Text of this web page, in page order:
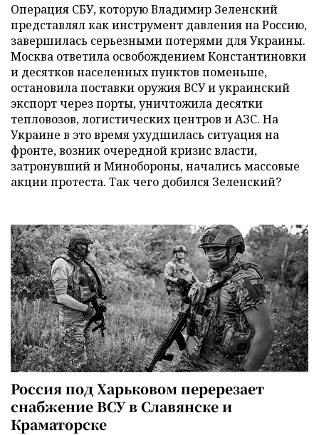
Операция СБУ, которую Владимир Зеленский
представлял как инструмент давления на Россию,
завершилась серьезными потерями для Украины.
Москва ответила освобождением Константиновки
и десятков населенных пунктов поменьше,
остановила поставки оружия ВСУ и украинский
экспорт через порты, уничтожила десятки
тепловозов, логистических центров и АЗС. На
Украине в это время ухудшилась ситуация на
фронте, возник очередной кризис власти,
затронувший и Минобороны, начались массовые
акции протеста. Так чего добился Зеленский?
Россия под Харьковом перерезает
снабжение ВСУ в Славянске и
Краматорске